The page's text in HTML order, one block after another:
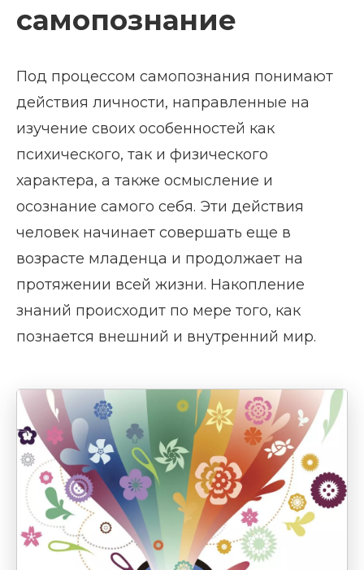
самопознание
Под процессом самопознания понимают
действия личности, направленные на
изучение своих особенностей как
психического, так и физического
характера, а также осмысление и
осознание самого себя. Эти действия
человек начинает совершать еще в
возрасте младенца и продолжает на
протяжении всей жизни. Накопление
знаний происходит по мере того, как
познается внешний и внутренний мир.